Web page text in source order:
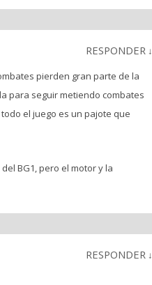
RESPONDER ↓
pierden gran parte de la
para seguir metiendo combates
el juego es un pajote que
BG1, pero el motor y la
RESPONDER ↓